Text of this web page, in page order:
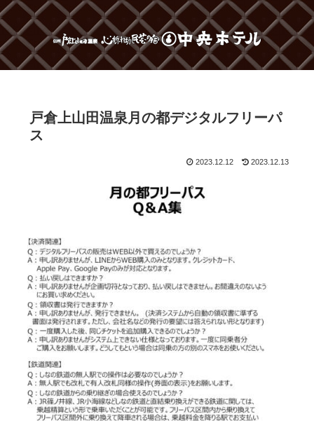
戸倉上山田温泉月の都デジタルフリーパ
ス
2023.12.12 2023.12.13